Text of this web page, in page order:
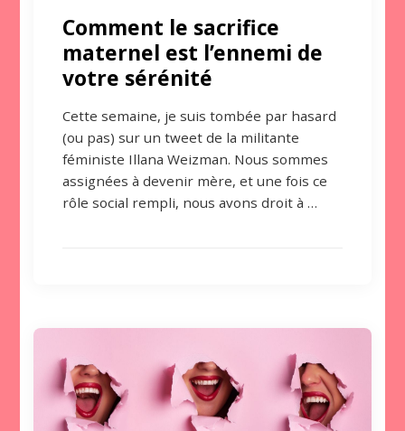
Comment le sacrifice
maternel est l’ennemi de
votre sérénité
Cette semaine, je suis tombée par hasard
(ou pas) sur un tweet de la militante
féministe Illana Weizman. Nous sommes
assignées à devenir mère, et une fois ce
rôle social rempli, nous avons droit à …